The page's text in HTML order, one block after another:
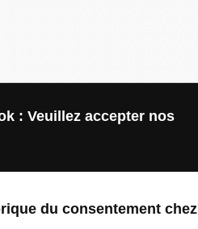
: Veuillez accepter nos
du consentement chez